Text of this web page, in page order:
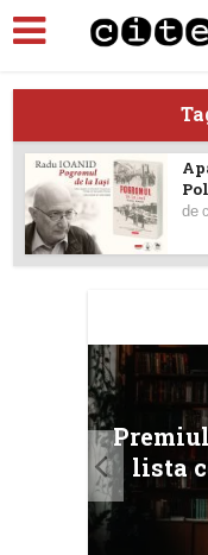
de
lista